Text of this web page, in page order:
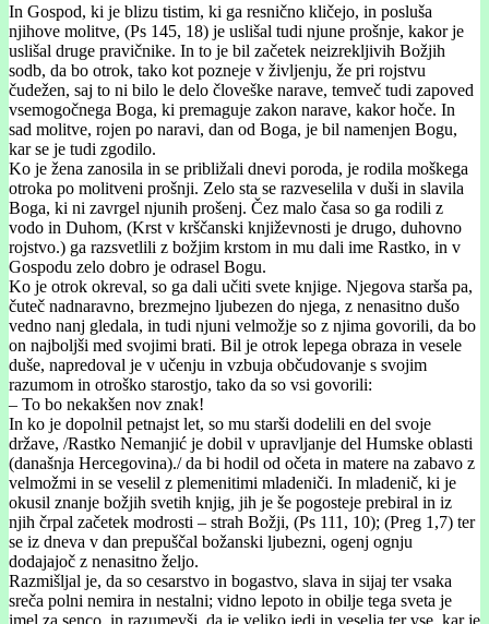
In Gospod, ki je blizu tistim, ki ga resnično kličejo, in posluša
njihove molitve, (Ps 145, 18) je uslišal tudi njune prošnje, kakor je
uslišal druge pravičnike. In to je bil začetek neizrekljivih Božjih
sodb, da bo otrok, tako kot pozneje v življenju, že pri rojstvu
čudežen, saj to ni bilo le delo človeške narave, temveč tudi zapoved
vsemogočnega Boga, ki premaguje zakon narave, kakor hoče. In
sad molitve, rojen po naravi, dan od Boga, je bil namenjen Bogu,
kar se je tudi zgodilo.
Ko je žena zanosila in se približali dnevi poroda, je rodila moškega
otroka po molitveni prošnji. Zelo sta se razveselila v duši in slavila
Boga, ki ni zavrgel njunih prošenj. Čez malo časa so ga rodili z
vodo in Duhom, (Krst v krščanski književnosti je drugo, duhovno
rojstvo.) ga razsvetlili z božjim krstom in mu dali ime Rastko, in v
Gospodu zelo dobro je odrasel Bogu.
Ko je otrok okreval, so ga dali učiti svete knjige. Njegova starša pa,
čuteč nadnaravno, brezmejno ljubezen do njega, z nenasitno dušo
vedno nanj gledala, in tudi njuni velmožje so z njima govorili, da bo
on najboljši med svojimi brati. Bil je otrok lepega obraza in vesele
duše, napredoval je v učenju in vzbuja občudovanje s svojim
razumom in otroško starostjo, tako da so vsi govorili:
– To bo nekakšen nov znak!
In ko je dopolnil petnajst let, so mu starši dodelili en del svoje
države, /Rastko Nemanjić je dobil v upravljanje del Humske oblasti
(današnja Hercegovina)./ da bi hodil od očeta in matere na zabavo z
velmožmi in se veselil z plemenitimi mladeniči. In mladenič, ki je
okusil znanje božjih svetih knjig, jih je še pogosteje prebiral in iz
njih črpal začetek modrosti – strah Božji, (Ps 111, 10); (Preg 1,7) ter
se iz dneva v dan prepuščal božanski ljubezni, ogenj ognju
dodajajoč z nenasitno željo.
Razmišljal je, da so cesarstvo in bogastvo, slava in sijaj ter vsaka
sreča polni nemira in nestalni; vidno lepoto in obilje tega sveta je
imel za senco, in razumevši, da je veliko jedi in veselja ter vse, kar je